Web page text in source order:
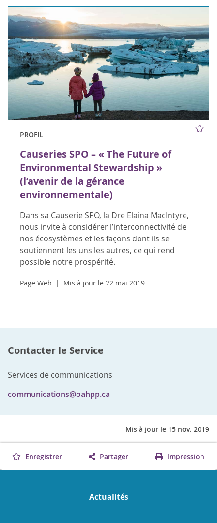
PROFIL
Causeries SPO – « The Future of
Environmental Stewardship »
(l’avenir de la gérance
environnementale)
Dans sa Causerie SPO, la Dre Elaina MacIntyre,
nous invite à considérer l’interconnectivité de
nos écosystèmes et les façons dont ils se
soutiennent les uns les autres, ce qui rend
possible notre prospérité.
Page Web Mis à jour le 22 mai 2019
Contacter le Service
Services de communications
communications@oahpp.ca
Mis à jour le 15 nov. 2019
Enregistrer Partager Impression
Actualités